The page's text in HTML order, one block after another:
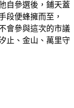
自參選後，鋪天蓋
段便蜂擁而至，
會參與這次的市議
止、金山、萬里守